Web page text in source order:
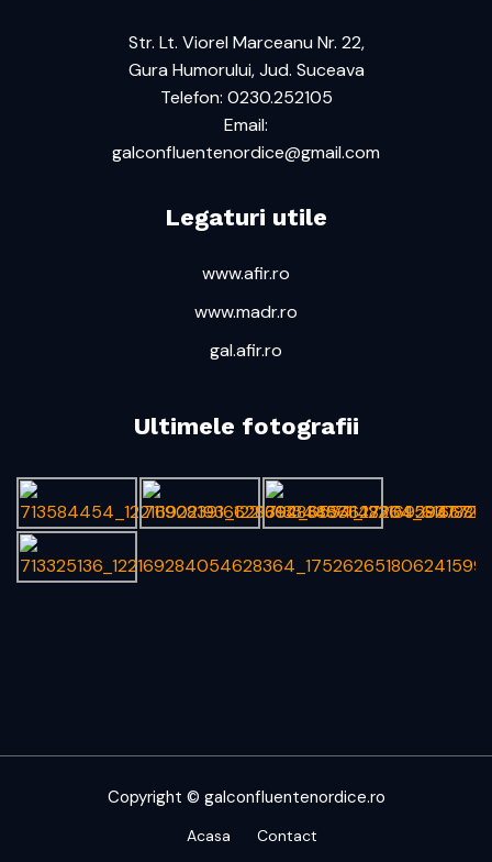
Str. Lt. Viorel Marceanu Nr. 22,
Gura Humorului, Jud. Suceava
Telefon: 0230.252105
Email:
galconfluentenordice@gmail.com
Legaturi utile
www.afir.ro
www.madr.ro
gal.afir.ro
Ultimele fotografii
Copyright © galconfluentenordice.ro
Acasa Contact